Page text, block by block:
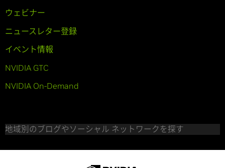
ウェビナー
ニュースレター登録
イベント情報
NVIDIA GTC
NVIDIA On-Demand
地域別のブログやソーシャル ネットワークを探す